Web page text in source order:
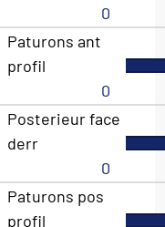
0
Paturons ant
profil
0
Posterieur face
derr
0
Paturons pos
profil